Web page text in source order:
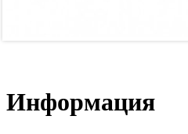
Информация